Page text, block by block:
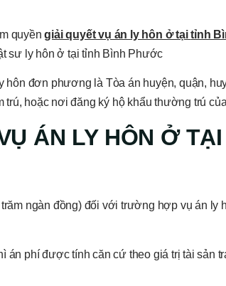
quyềngiải quyết vụ án ly hôn ở tạitỉnh
sư ly hôn ở tại tỉnh Bình Phước
hôn đơn phương là Tòa án huyện, quận,
trú, hoặc nơi đăng ký hộ khẩu thường trú
ÁN LY HÔN Ở
ngàn đồng) đối với trường hợp vụ án ly
phí được tính căn cứ theo giá trị tài sản